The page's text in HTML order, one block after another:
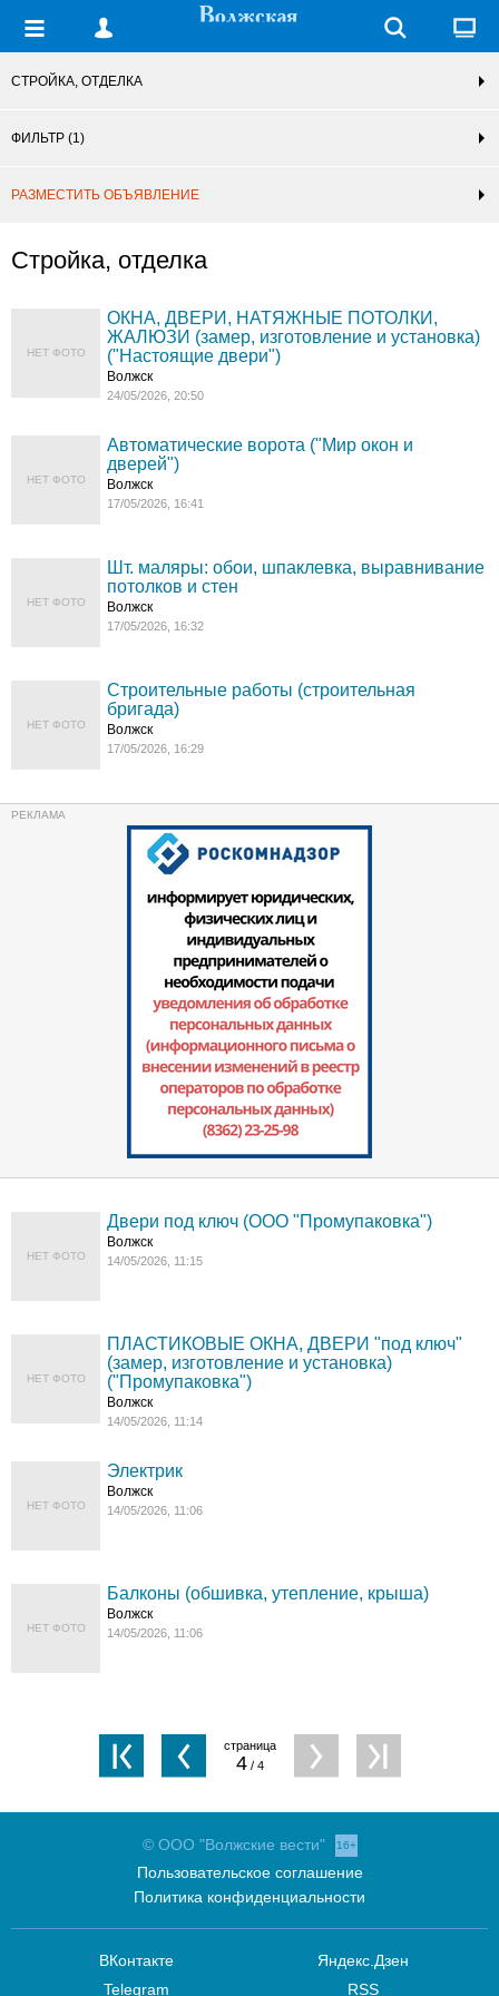
СТРОЙКА, ОТДЕЛКА
ФИЛЬТР (1)
РАЗМЕСТИТЬ ОБЪЯВЛЕНИЕ
Стройка, отделка
НЕТ ФОТО
ОКНА, ДВЕРИ, НАТЯЖНЫЕ ПОТОЛКИ,
ЖАЛЮЗИ (замер, изготовление и установка)
("Настоящие двери")
Волжск
24/05/2026, 20:50
НЕТ ФОТО
Автоматические ворота ("Мир окон и
дверей")
Волжск
17/05/2026, 16:41
НЕТ ФОТО
Шт. маляры: обои, шпаклевка, выравнивание
потолков и стен
Волжск
17/05/2026, 16:32
НЕТ ФОТО
Строительные работы (строительная
бригада)
Волжск
17/05/2026, 16:29
НЕТ ФОТО
Двери под ключ (ООО "Промупаковка")
Волжск
14/05/2026, 11:15
НЕТ ФОТО
ПЛАСТИКОВЫЕ ОКНА, ДВЕРИ "под ключ"
(замер, изготовление и установка)
("Промупаковка")
Волжск
14/05/2026, 11:14
НЕТ ФОТО
Электрик
Волжск
14/05/2026, 11:06
НЕТ ФОТО
Балконы (обшивка, утепление, крыша)
Волжск
14/05/2026, 11:06
4/ 4
© ООО "Волжские вести" 16+
Пользовательское соглашение
Политика конфиденциальности
ВКонтакте
Telegram
Яндекс.Дзен
RSS